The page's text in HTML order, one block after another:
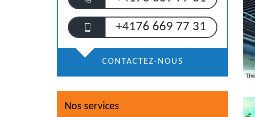
+4176 669 77 31
CONTACTEZ-NOUS
Nos services